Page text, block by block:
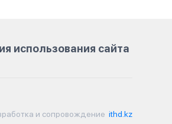
использования сайта
и сопровождение ithd.kz